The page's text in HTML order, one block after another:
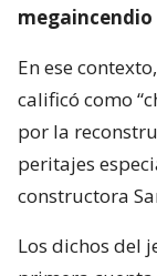
megaincendio
En ese
calificó como
por la
peritajes
constructora
Los dichos del